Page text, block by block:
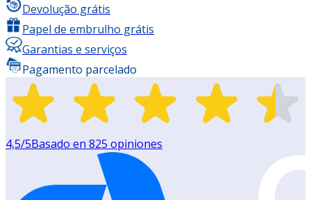
Devolução grátis
Papel de embrulho grátis
Garantias e serviços
Pagamento parcelado
4,5/5Basado en 825 opiniones